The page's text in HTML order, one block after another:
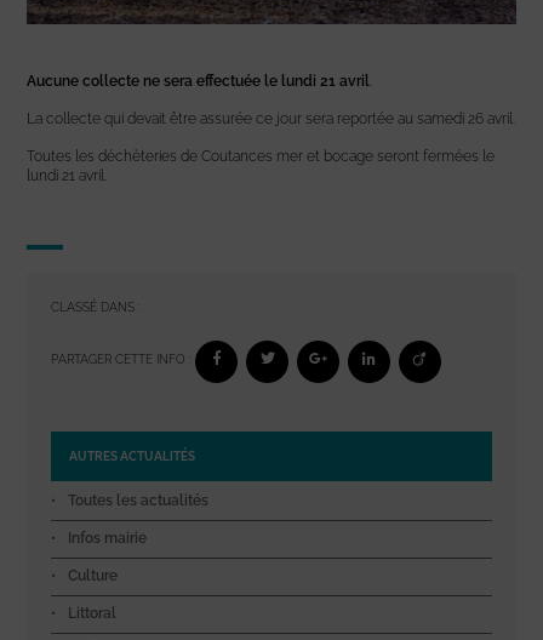
Aucune collecte ne sera effectuée le lundi 21 avril
La collecte qui devait être assurée ce jour sera reportée au samedi 26 avril.
Toutes les déchèteries de Coutances mer et bocage seront fermées le
lundi 21 avril.
CLASSÉ DANS :
PARTAGER CETTE INFO :
AUTRES ACTUALITÉS
Toutes les actualités
Infos mairie
Culture
Littoral